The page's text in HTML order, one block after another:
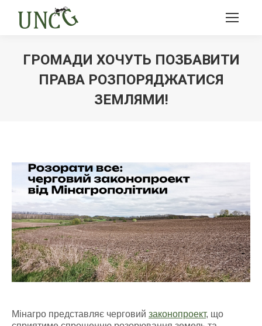
ГРОМАДИ ХОЧУТЬ ПОЗБАВИТИ
ПРАВА РОЗПОРЯДЖАТИСЯ
ЗЕМЛЯМИ!
Мінагро представляє черговий законопроект, що